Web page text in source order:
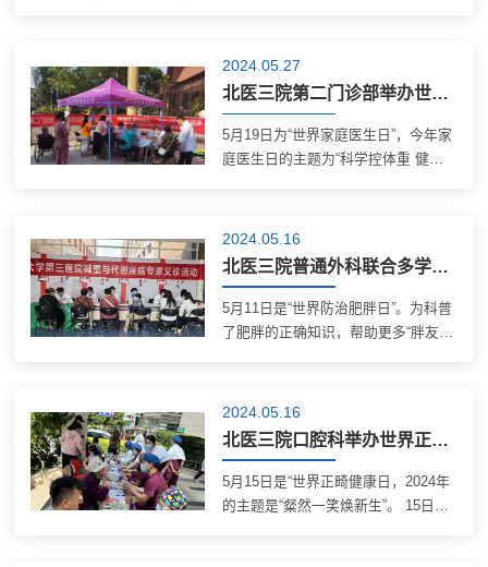
和规定，并对路过活动现场的人员开
展宣传推介，...
31日下午，医院服务管理办公室、儿
科、眼科、耳鼻喉科、口腔科与皮肤
科专家以及我院社会志愿者，共同开
展了以“陪伴成长 关注健康”为主题的
儿童节义诊活动，为孩子们送上一份
化/食物过敏、...
2024.05.27
北医三院第二门诊部举办世界家庭医生日社区义诊活动
5月19日为“世界家庭医生日”，今年家
庭医生日的主题为“科学控体重 健康
型义诊活动。义诊现场第二门诊部义
诊团队由全科、外科、口腔科、儿
科、预防保健科和慢病服务团队等医
务人员组成。20日下午，在育新花园
小区北门，义诊团队耐心细致地为前
50余位居民答疑解惑，...
2024.05.16
北医三院普通外科联合多学科开展世界防治肥胖日活动
5月11日是“世界防治肥胖日”。为科普
了肥胖的正确知识，帮助更多“胖友”
医学科、内分泌科、心血管内科、药
剂科、临床营养科等多个科室，举办
了义诊活动及患教课堂活动。义诊现
场义诊现场，专家们向前来咨询的“胖
友”和患者介绍了肥胖的危害，解答了
2024.05.16
北医三院口腔科举办世界正畸日义诊活动
5月15日是“世界正畸健康日，2024年
的主题是“粲然一笑焕新生”。 15日上